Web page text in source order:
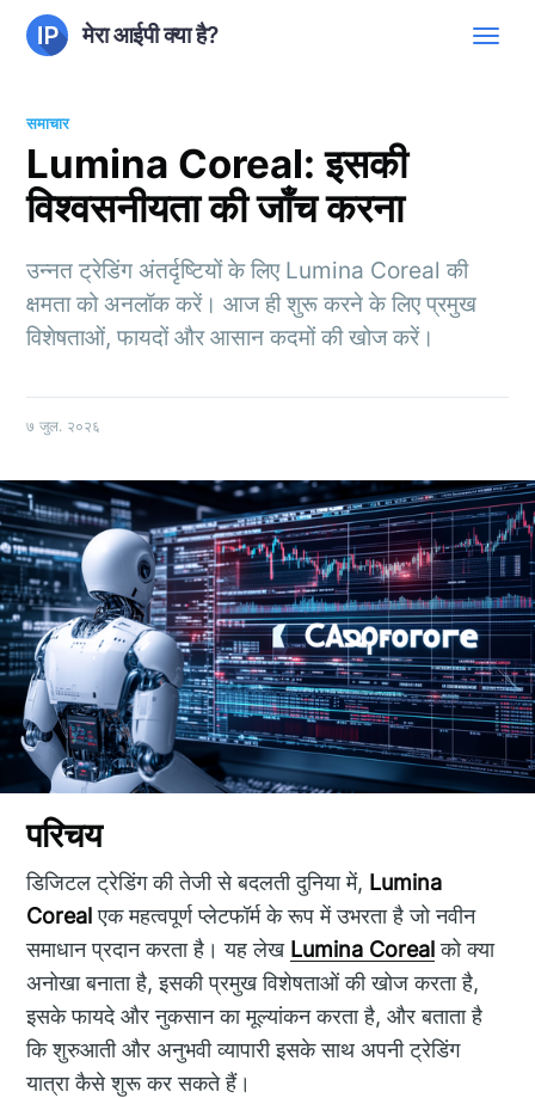
मेरा आईपी क्या है?
समाचार
Lumina Coreal: इसकी
विश्वसनीयता की जाँच करना
उन्नत ट्रेडिंग अंतर्दृष्टियों के लिए Lumina Coreal की
क्षमता को अनलॉक करें। आज ही शुरू करने के लिए प्रमुख
विशेषताओं, फायदों और आसान कदमों की खोज करें।
७ जुल. २०२६
परिचय
डिजिटल ट्रेडिंग की तेजी से बदलती दुनिया में, Lumina
Corealएक महत्वपूर्ण प्लेटफॉर्म के रूप में उभरता है जो नवीन
समाधान प्रदान करता है। यह लेख Lumina Corealको क्या
अनोखा बनाता है, इसकी प्रमुख विशेषताओं की खोज करता है,
इसके फायदे और नुकसान का मूल्यांकन करता है, और बताता है
कि शुरुआती और अनुभवी व्यापारी इसके साथ अपनी ट्रेडिंग
यात्रा कैसे शुरू कर सकते हैं।